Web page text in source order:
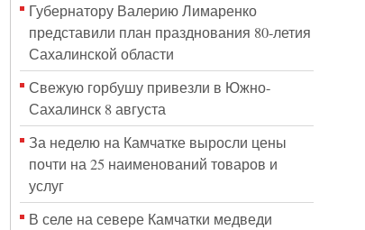
Губернатору Валерию Лимаренко
представили план празднования 80-летия
Сахалинской области
Свежую горбушу привезли в Южно-
Сахалинск 8 августа
За неделю на Камчатке выросли цены
почти на 25 наименований товаров и
услуг
В селе на севере Камчатки медведи